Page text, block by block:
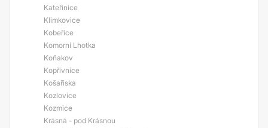
Kateřinice
Klimkovice
Kobeřice
Komorní Lhotka
Koňakov
Kopřivnice
Košařiska
Kozlovice
Kozmice
Krásná - pod Krásnou